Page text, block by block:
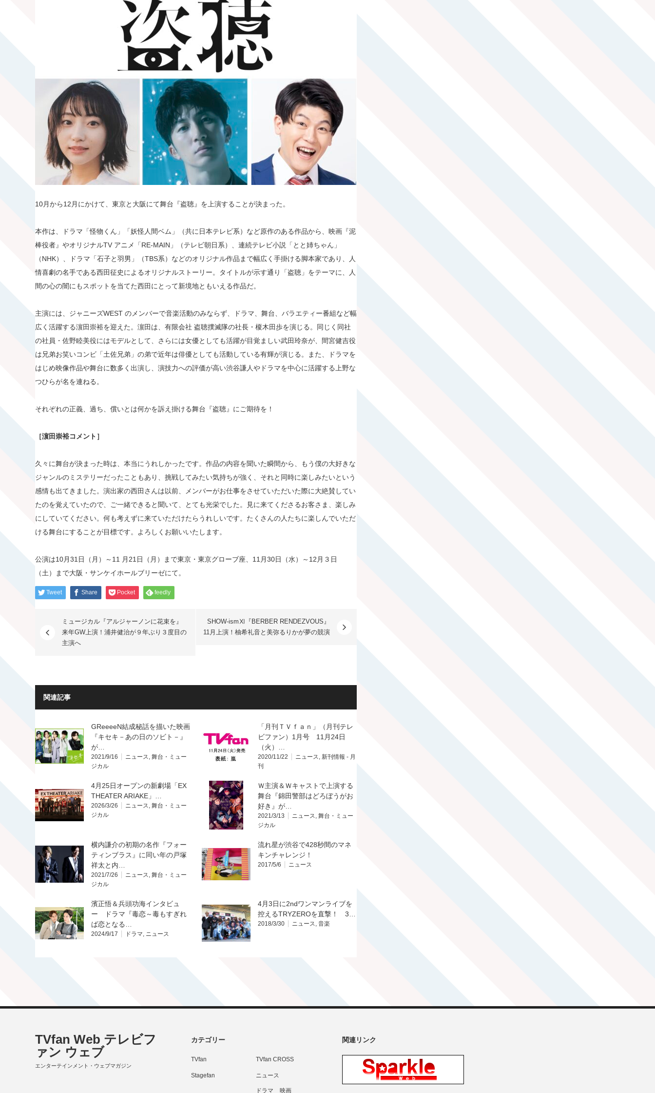
10月から12月にかけて、東京と大阪にて舞台『盗聴』を上演することが決まった。
本作は、ドラマ「怪物くん」「妖怪人間ベム」（共に日本テレビ系）など原作のある作品から、映画『泥
棒役者』やオリジナルTV アニメ「RE-MAIN」（テレビ朝日系）、連続テレビ小説「とと姉ちゃん」
（NHK）、ドラマ「石子と羽男」（TBS系）などのオリジナル作品まで幅広く手掛ける脚本家であり、人
情喜劇の名手である西田征史によるオリジナルストーリー。タイトルが示す通り「盗聴」をテーマに、人
間の心の闇にもスポットを当てた西田にとって新境地ともいえる作品だ。
主演には、ジャニーズWEST のメンバーで音楽活動のみならず、ドラマ、舞台、バラエティー番組など幅
広く活躍する濵田崇裕を迎えた。濵田は、有限会社 盗聴撲滅隊の社長・榎木田歩を演じる。同じく同社
の社員・佐野睦美役にはモデルとして、さらには女優としても活躍が目覚ましい武田玲奈が、間宮健吉役
は兄弟お笑いコンビ「土佐兄弟」の弟で近年は俳優としても活動している有輝が演じる。また、ドラマを
はじめ映像作品や舞台に数多く出演し、演技力への評価が高い渋谷謙人やドラマを中心に活躍する上野な
つひらが名を連ねる。
それぞれの正義、過ち、償いとは何かを訴え掛ける舞台『盗聴』にご期待を！
［濵田崇裕コメント］
久々に舞台が決まった時は、本当にうれしかったです。作品の内容を聞いた瞬間から、もう僕の大好きな
ジャンルのミステリーだったこともあり、挑戦してみたい気持ちが強く、それと同時に楽しみたいという
感情も出てきました。演出家の西田さんは以前、メンバーがお仕事をさせていただいた際に大絶賛してい
たのを覚えていたので、ご一緒できると聞いて、とても光栄でした。見に来てくださるお客さま、楽しみ
にしていてください。何も考えずに来ていただけたらうれしいです。たくさんの人たちに楽しんでいただ
ける舞台にすることが目標です。よろしくお願いいたします。
公演は10月31日（月）～11 月21日（月）まで東京・東京グローブ座、11月30日（水）～12月３日
（土）まで大阪・サンケイホールブリーゼにて。
Tweet Share Pocket feedly
ミュージカル『アルジャーノンに花束を』
来年GW上演！浦井健治が９年ぶり３度目の
主演へ
SHOW-ismⅪ『BERBER RENDEZVOUS』
11月上演！柚希礼音と美弥るりかが夢の競演
関連記事
GReeeeN結成秘話を描いた映画
『キセキ－あの日のソビト－』
が…
2021/9/16 ニュース, 舞台・ミュー
ジカル
「月刊ＴＶｆａｎ」（月刊テレ
ビファン）1月号 11月24日
（火）…
2020/11/22 ニュース, 新刊情報 - 月
刊
4月25日オープンの新劇場「EX
THEATER ARIAKE」…
2026/3/26 ニュース, 舞台・ミュー
ジカル
Ｗ主演＆Ｗキャストで上演する
舞台『錦田警部はどろぼうがお
好き』が…
2021/3/13 ニュース, 舞台・ミュー
ジカル
横内謙介の初期の名作『フォー
ティンブラス』に同い年の戸塚
祥太と内…
2021/7/26 ニュース, 舞台・ミュー
ジカル
流れ星が渋谷で428秒間のマネ
キンチャレンジ！
2017/5/6 ニュース
濱正悟＆兵頭功海インタビュ
ー ドラマ『毒恋～毒もすぎれ
ば恋となる…
2024/9/17 ドラマ, ニュース
4月3日に2ndワンマンライブを
控えるTRYZEROを直撃！ 3…
2018/3/30 ニュース, 音楽
カテゴリー
TVfan TVfan CROSS
Stagefan ニュース
ドラマ 映画
関連リンク
TVfan Web テレビフ
ァン ウェブ
エンターテインメント・ウェブマガジン